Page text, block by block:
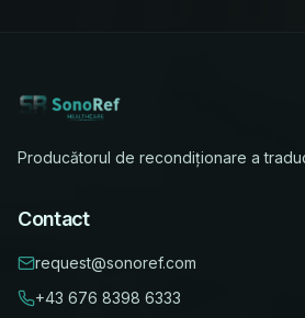
Producătorul de recondiționare a
Contact
request@sonoref.com
+43 676 8398 6333